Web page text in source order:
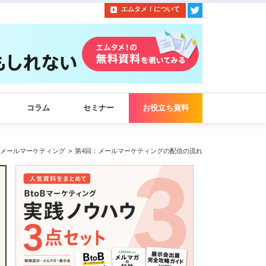
エムタメ！について
コラム セミナー お役立ち資料
メールマーケティング 第4回：メールマーケティングの配信の流れ